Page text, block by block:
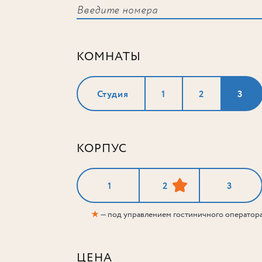
КОМНАТЫ
Студия 1 2 3
КОРПУС
1 2 3
★— под управлением гостиничного
ЦЕНА